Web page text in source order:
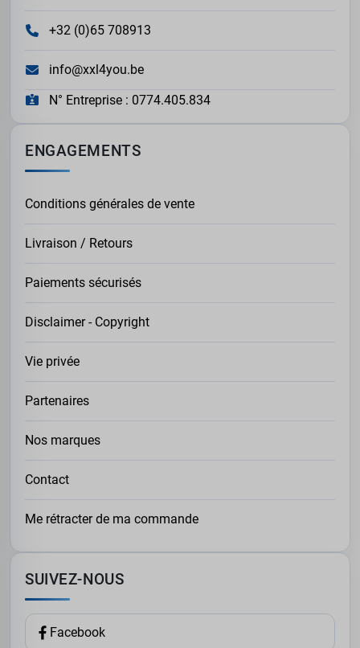
+32 (0)65 708913
info@xxl4you.be
N° Entreprise : 0774.405.834
ENGAGEMENTS
Conditions générales de vente
Livraison / Retours
Paiements sécurisés
Disclaimer - Copyright
Vie privée
Partenaires
Nos marques
Contact
Me rétracter de ma commande
SUIVEZ-NOUS
Facebook